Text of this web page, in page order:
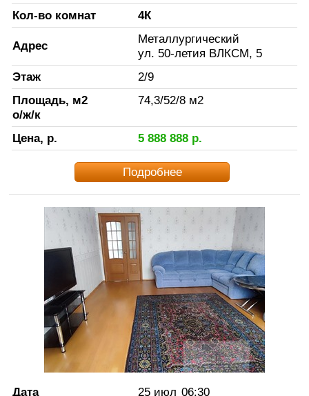
Кол-во комнат
4К
Адрес
Металлургический
ул. 50-летия ВЛКСМ, 5
Этаж
2/9
Площадь, м2
о/ж/к
74,3/52/8 м2
Цена, р. 5 888 888р.
Подробнее
Дата 25 июл 06:30